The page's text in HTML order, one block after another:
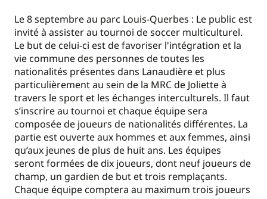
Le 8 septembre au parc Louis-Querbes : Le public est
invité à assister au tournoi de soccer multiculturel.
Le but de celui-ci est de favoriser l'intégration et la
vie commune des personnes de toutes les
nationalités présentes dans Lanaudière et plus
particulièrement au sein de la MRC de Joliette à
travers le sport et les échanges interculturels. Il faut
s’inscrire au tournoi et chaque équipe sera
composée de joueurs de nationalités différentes. La
partie est ouverte aux hommes et aux femmes, ainsi
qu’aux jeunes de plus de huit ans. Les équipes
seront formées de dix joueurs, dont neuf joueurs de
champ, un gardien de but et trois remplaçants.
Chaque équipe comptera au maximum trois joueurs